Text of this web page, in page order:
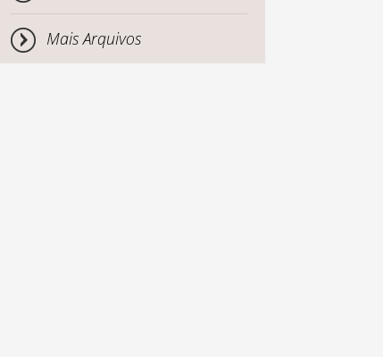
Mais Arquivos